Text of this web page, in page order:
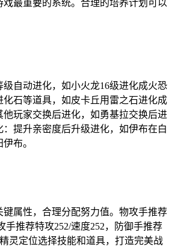
最重要的系统。合理的培养计划可以
自动进化，如小火龙16级进化成火恐
石等道具，如皮卡丘用雷之石进化成
他玩家交换后进化，如勇基拉交换后进
提升亲密度后升级进化，如伊布在白
布。
属性，合理分配努力值。物攻手推荐
手推荐特攻252/速度252，防御手推荐
灵定位选择技能和道具，打造完美战